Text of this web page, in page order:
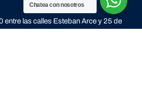
entre las calles Esteban Arce y 25 de
Chatea con nosotros